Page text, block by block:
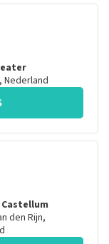
, Nederland
den Rijn,